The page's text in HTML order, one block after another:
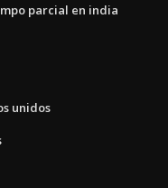
parcial en india
unidos